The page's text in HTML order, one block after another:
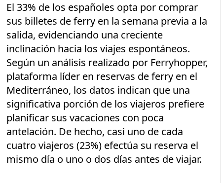
El 33% de los españoles opta por comprar
sus billetes de ferry en la semana previa a la
salida, evidenciando una creciente
inclinación hacia los viajes espontáneos.
Según un análisis realizado por Ferryhopper,
plataforma líder en reservas de ferry en el
Mediterráneo, los datos indican que una
significativa porción de los viajeros prefiere
planificar sus vacaciones con poca
antelación. De hecho, casi uno de cada
cuatro viajeros (23%) efectúa su reserva el
mismo día o uno o dos días antes de viajar.